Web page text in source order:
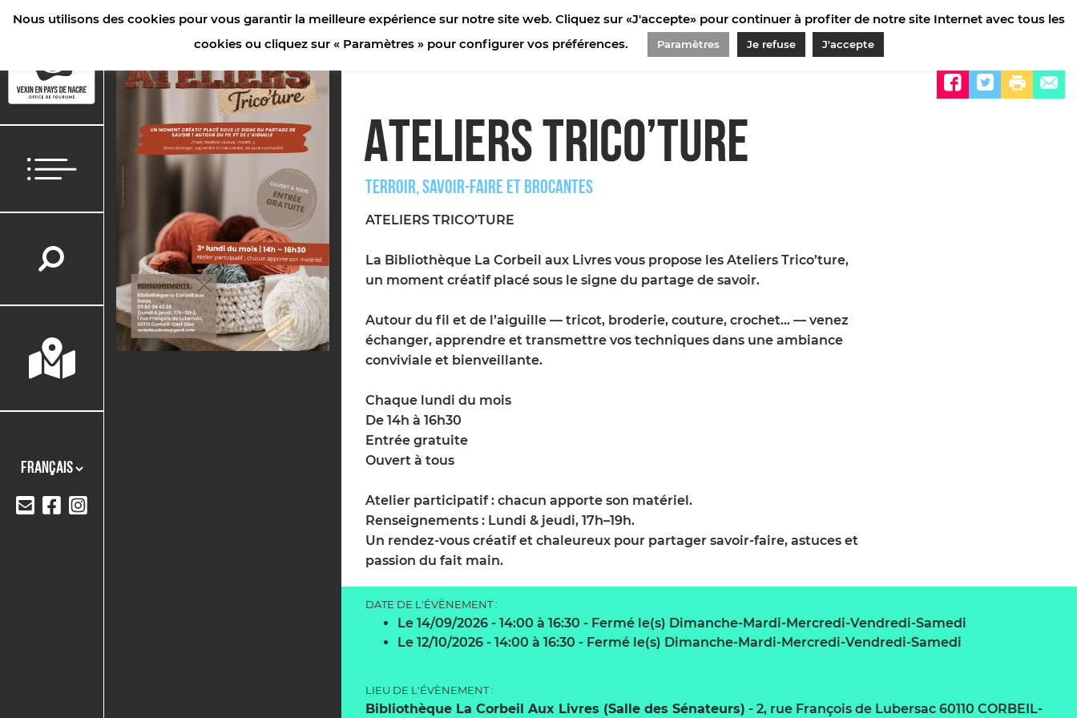
ACCUEIL>AGENDA>ATELIERS TRICO’TURE
ATELIERS TRICO’TURE
TERROIR, SAVOIR-FAIRE ET BROCANTES
ATELIERS TRICO’TURE
La Bibliothèque La Corbeil aux Livres vous propose les Ateliers Trico’ture,
un moment créatif placé sous le signe du partage de savoir.
Autour du fil et de l’aiguille — tricot, broderie, couture, crochet… — venez
échanger, apprendre et transmettre vos techniques dans une ambiance
conviviale et bienveillante.
Chaque lundi du mois
De 14h à 16h30
Entrée gratuite
Ouvert à tous
Atelier participatif : chacun apporte son matériel.
Renseignements : Lundi & jeudi, 17h–19h.
Un rendez-vous créatif et chaleureux pour partager savoir-faire, astuces et
passion du fait main.
DATE DE L'ÉVÈNEMENT :
Le 14/09/2026 - 14:00 à 16:30 - Fermé le(s) Dimanche-Mardi-Mercredi-Vendredi-Samedi
Le 12/10/2026 - 14:00 à 16:30 - Fermé le(s) Dimanche-Mardi-Mercredi-Vendredi-Samedi
LIEU DE L'ÉVÈNEMENT :
Bibliothèque La Corbeil Aux Livres (Salle des Sénateurs) - 2, rue François de Lubersac 60110 CORBEIL-
Nous utilisons des cookies pour vous garantir la meilleure expérience sur notre site web. Cliquez sur «J'accepte» pour continuer à profiter de notre site Internet avec tous les
cookies ou cliquez sur « Paramètres » pour configurer vos préférences.
Paramètres Je refuse J'accepte